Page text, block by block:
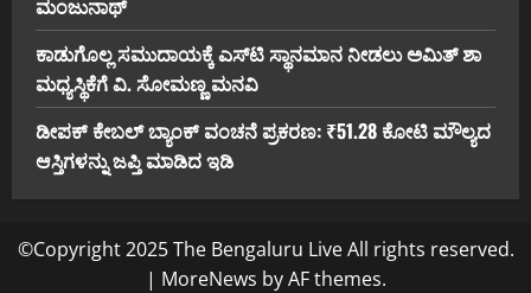
ಕಾಡುಗೊಲ್ಲ ಸಮುದಾಯಕ್ಕೆ ಎಸ್‌ಟಿ ಸ್ಥಾನಮಾನ ನೀಡಲು ಅಮಿತ್ ಶಾ
ಮಧ್ಯಸ್ಥಿಕೆಗೆ ವಿ. ಸೋಮಣ್ಣ ಮನವಿ
ಡೀಪಕ್ ಕೇಬಲ್ ಬ್ಯಾಂಕ್ ವಂಚನೆ ಪ್ರಕರಣ: ₹51.28 ಕೋಟಿ ಮೌಲ್ಯದ
ಆಸ್ತಿಗಳನ್ನು ಜಪ್ತಿ ಮಾಡಿದ ಇಡಿ
©Copyright 2025 The Bengaluru Live All rights reserved.
| MoreNews by AF themes.